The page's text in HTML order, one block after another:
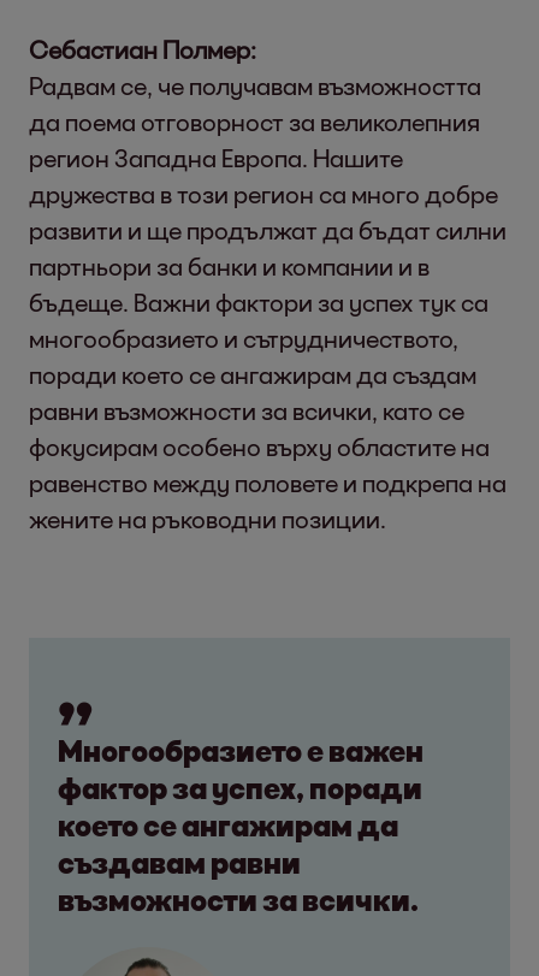
Себастиан Полмер:
Радвам се, че получавам възможността
да поема отговорност за великолепния
регион Западна Европа. Нашите
дружества в този регион са много добре
развити и ще продължат да бъдат силни
партньори за банки и компании и в
бъдеще. Важни фактори за успех тук са
многообразието и сътрудничеството,
поради което се ангажирам да създам
равни възможности за всички, като се
фокусирам особено върху областите на
равенство между половете и подкрепа на
жените на ръководни позиции.
Многообразието е важен
фактор за успех, поради
което се ангажирам да
създавам равни
възможности за всички.